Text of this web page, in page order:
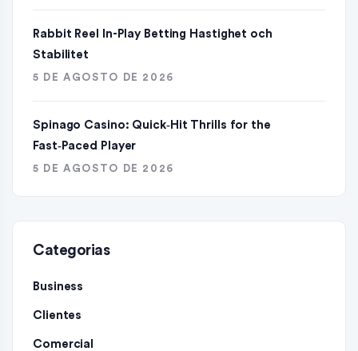
Rabbit Reel In-Play Betting Hastighet och
Stabilitet
5 DE AGOSTO DE 2026
Spinago Casino: Quick‑Hit Thrills for the
Fast‑Paced Player
5 DE AGOSTO DE 2026
Categorias
Business
Clientes
Comercial